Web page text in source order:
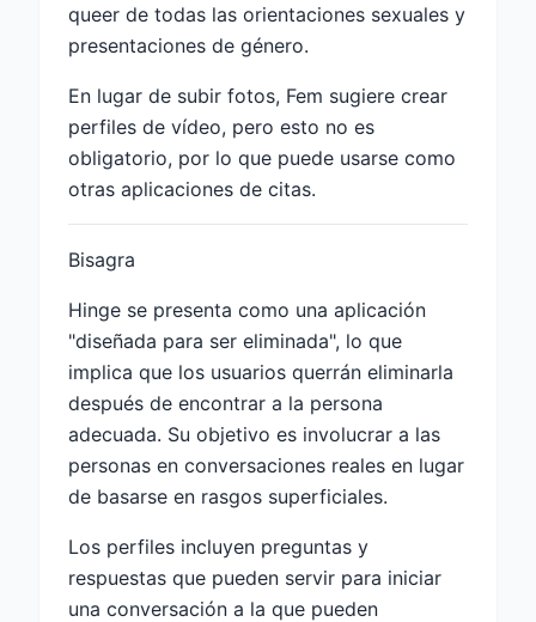
queer de todas las orientaciones sexuales y
presentaciones de género.
En lugar de subir fotos, Fem sugiere crear
perfiles de vídeo, pero esto no es
obligatorio, por lo que puede usarse como
otras aplicaciones de citas.
Bisagra
Hinge se presenta como una aplicación
"diseñada para ser eliminada", lo que
implica que los usuarios querrán eliminarla
después de encontrar a la persona
adecuada. Su objetivo es involucrar a las
personas en conversaciones reales en lugar
de basarse en rasgos superficiales.
Los perfiles incluyen preguntas y
respuestas que pueden servir para iniciar
una conversación a la que pueden